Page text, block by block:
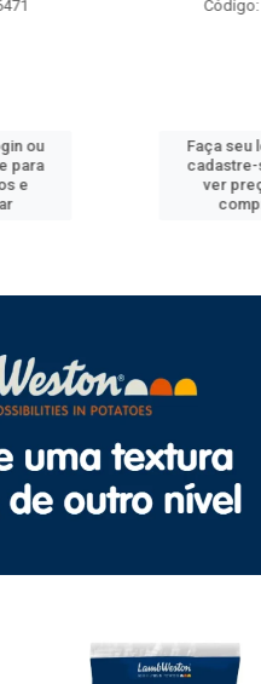
Código: 6489
Faça seu login ou
cadastre-se para
ver preços e